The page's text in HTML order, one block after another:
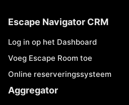
Escape Navigator CRM
Log in op het Dashboard
Voeg Escape Room toe
Online reserveringssysteem
Aggregator